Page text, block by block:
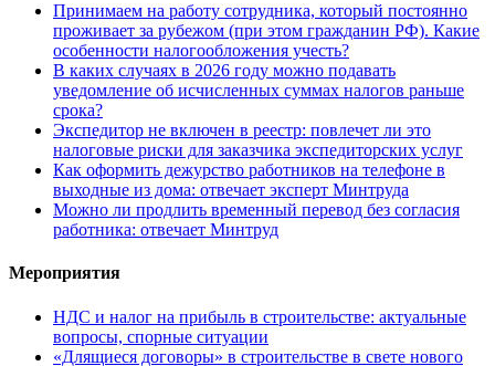
Принимаем на работу сотрудника, который постоянно
проживает за рубежом (при этом гражданин РФ). Какие
особенности налогообложения учесть?
В каких случаях в 2026 году можно подавать
уведомление об исчисленных суммах налогов раньше
срока?
Экспедитор не включен в реестр: повлечет ли это
налоговые риски для заказчика экспедиторских услуг
Как оформить дежурство работников на телефоне в
выходные из дома: отвечает эксперт Минтруда
Можно ли продлить временный перевод без согласия
работника: отвечает Минтруд
Мероприятия
НДС и налог на прибыль в строительстве: актуальные
вопросы, спорные ситуации
«Длящиеся договоры» в строительстве в свете нового